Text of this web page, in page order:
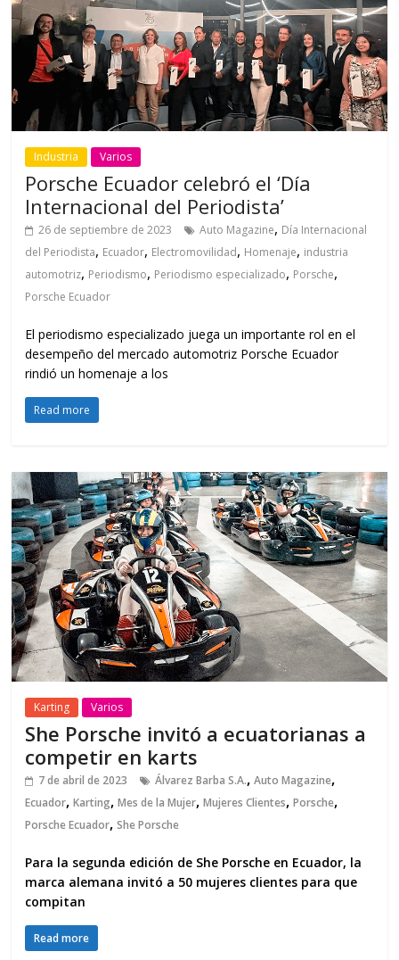
Industria Varios
Porsche Ecuador celebró el ‘Día
Internacional del Periodista’
26 de septiembre de 2023 Auto Magazine, Día Internacional
del Periodista, Ecuador, Electromovilidad, Homenaje, industria
automotriz, Periodismo, Periodismo especializado, Porsche,
Porsche Ecuador
El periodismo especializado juega un importante rol en el
desempeño del mercado automotriz Porsche Ecuador
rindió un homenaje a los
Read more
Karting Varios
She Porsche invitó a ecuatorianas a
competir en karts
7 de abril de 2023 Álvarez Barba S.A.,Auto Magazine,
Ecuador,Karting,Mes de la Mujer,Mujeres Clientes,Porsche,
Porsche Ecuador,She Porsche
Para la segunda edición de She Porsche en Ecuador, la
marca alemana invitó a 50 mujeres clientes para que
compitan
Read more